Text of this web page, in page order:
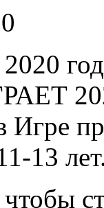
Игре
13